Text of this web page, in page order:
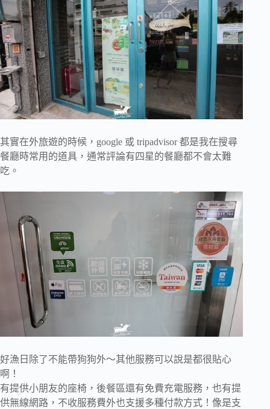
其實在外旅遊的時候，google 或 tripadvisor 都是我在搜尋
餐廳時常用的道具，通常評論有四星的餐廳都不會太難
吃。
好漁日除了不能帶狗狗外～其他服務可以說是都很貼心
啊！
有提供小朋友的座椅，後餐區還有免費充電服務，也有提
供無線網路，不收服務費外也支援多種付款方式！像是支